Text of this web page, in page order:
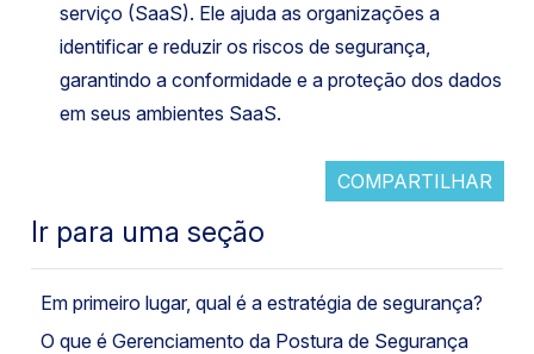
serviço (SaaS). Ele ajuda as organizações a
identificar e reduzir os riscos de segurança,
garantindo a conformidade e a proteção dos dados
em seus ambientes SaaS.
COMPARTILHAR
Ir para uma seção
Em primeiro lugar, qual é a estratégia de segurança?
O que é Gerenciamento da Postura de Segurança